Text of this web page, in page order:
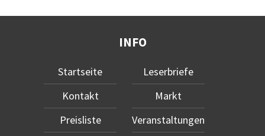
INFO
Startseite
Kontakt
Preisliste
Leserbriefe
Markt
Veranstaltungen